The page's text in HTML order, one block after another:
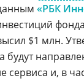
«РБК
$1 млн.
будут
сервиса и, в